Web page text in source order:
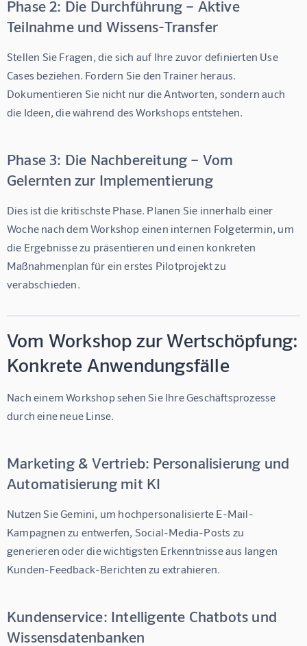
Phase 2: Die Durchführung – Aktive
Teilnahme und Wissens-Transfer
Stellen Sie Fragen, die sich auf Ihre zuvor definierten Use
Cases beziehen. Fordern Sie den Trainer heraus.
Dokumentieren Sie nicht nur die Antworten, sondern auch
die Ideen, die während des Workshops entstehen.
Phase 3: Die Nachbereitung – Vom
Gelernten zur Implementierung
Dies ist die kritischste Phase. Planen Sie innerhalb einer
Woche nach dem Workshop einen internen Folgetermin, um
die Ergebnisse zu präsentieren und einen konkreten
Maßnahmenplan für ein erstes Pilotprojekt zu
verabschieden.
Vom Workshop zur Wertschöpfung:
Konkrete Anwendungsfälle
Nach einem Workshop sehen Sie Ihre Geschäftsprozesse
durch eine neue Linse.
Marketing & Vertrieb: Personalisierung und
Automatisierung mit KI
Nutzen Sie Gemini, um hochpersonalisierte E-Mail-
Kampagnen zu entwerfen, Social-Media-Posts zu
generieren oder die wichtigsten Erkenntnisse aus langen
Kunden-Feedback-Berichten zu extrahieren.
Kundenservice: Intelligente Chatbots und
Wissensdatenbanken